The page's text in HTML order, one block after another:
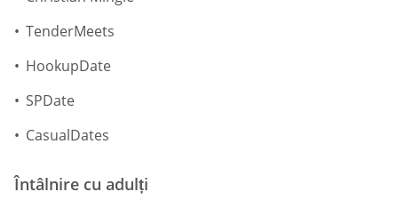
TenderMeets
HookupDate
SPDate
CasualDates
Întâlnire cu adulți